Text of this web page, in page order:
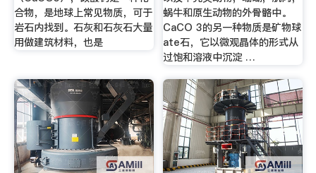
合物，是地球上常见物质，可于
岩石内找到。石灰和石灰石大量
用做建筑材料，也是
蜗牛和原生动物的外骨骼中。
CaCO 3的另一种物质是矿物球
ate石，它以微观晶体的形式从
过饱和溶液中沉淀 …